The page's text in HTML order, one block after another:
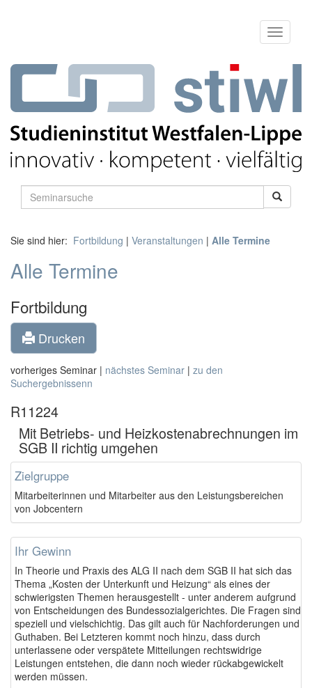
Sie sind hier: Fortbildung | Veranstaltungen | Alle Termine
Alle Termine
Fortbildung
Drucken
vorheriges Seminar | nächstes Seminar | zu den
Suchergebnissenn
R11224
Mit Betriebs- und Heizkostenabrechnungen im
SGB II richtig umgehen
Zielgruppe
Mitarbeiterinnen und Mitarbeiter aus den Leistungsbereichen
von Jobcentern
Ihr Gewinn
In Theorie und Praxis des ALG II nach dem SGB II hat sich das
Thema „Kosten der Unterkunft und Heizung“ als eines der
schwierigsten Themen herausgestellt - unter anderem aufgrund
von Entscheidungen des Bundessozialgerichtes. Die Fragen sind
speziell und vielschichtig. Das gilt auch für Nachforderungen und
Guthaben. Bei Letzteren kommt noch hinzu, dass durch
unterlassene oder verspätete Mitteilungen rechtswidrige
Leistungen entstehen, die dann noch wieder rückabgewickelt
werden müssen.